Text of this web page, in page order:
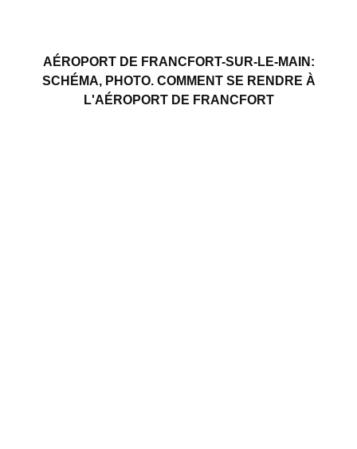
AÉROPORT DE FRANCFORT-SUR-LE-MAIN:
SCHÉMA, PHOTO. COMMENT SE RENDRE À
L'AÉROPORT DE FRANCFORT